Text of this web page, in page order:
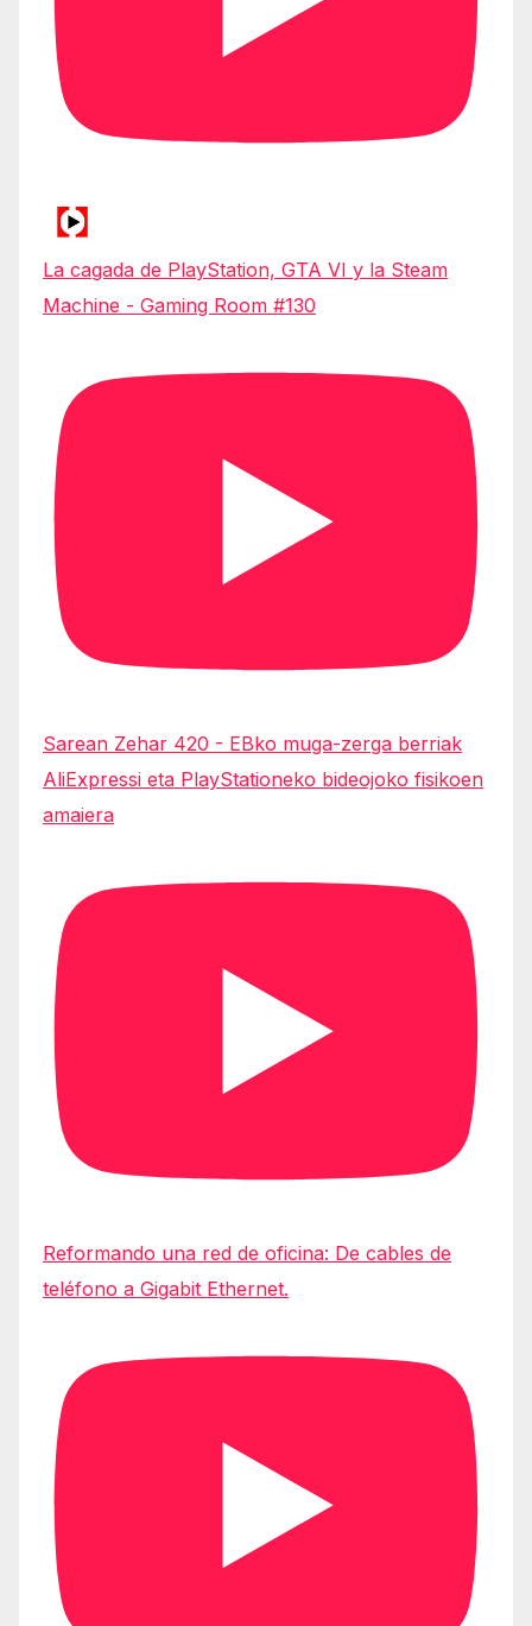
La cagada de PlayStation, GTA VI y la Steam
Machine - Gaming Room #130
Sarean Zehar 420 - EBko muga-zerga berriak
AliExpressi eta PlayStationeko bideojoko fisikoen
amaiera
Reformando una red de oficina: De cables de
teléfono a Gigabit Ethernet.